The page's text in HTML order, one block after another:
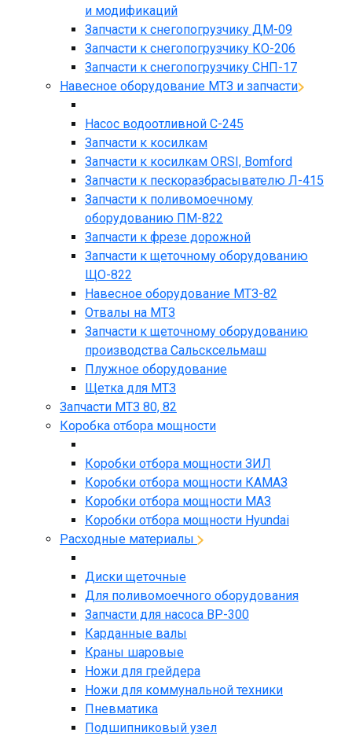
и модификаций
Запчасти к снегопогрузчику ДМ-09
Запчасти к снегопогрузчику КО-206
Запчасти к снегопогрузчику СНП-17
Навесное оборудование МТЗ и запчасти
Насос водоотливной С-245
Запчасти к косилкам
Запчасти к косилкам ORSI, Bomford
Запчасти к пескоразбрасывателю Л-415
Запчасти к поливомоечному
оборудованию ПМ-822
Запчасти к фрезе дорожной
Запчасти к щеточному оборудованию
ЩО-822
Навесное оборудование МТЗ-82
Отвалы на МТЗ
Запчасти к щеточному оборудованию
производства Сальсксельмаш
Плужное оборудование
Щетка для МТЗ
Запчасти МТЗ 80, 82
Коробка отбора мощности
Коробки отбора мощности ЗИЛ
Коробки отбора мощности КАМАЗ
Коробки отбора мощности МАЗ
Коробки отбора мощности Hyundai
Расходные материалы
Диски щеточные
Для поливомоечного оборудования
Запчасти для насоса BP-300
Карданные валы
Краны шаровые
Ножи для грейдера
Ножи для коммунальной техники
Пневматика
Подшипниковый узел